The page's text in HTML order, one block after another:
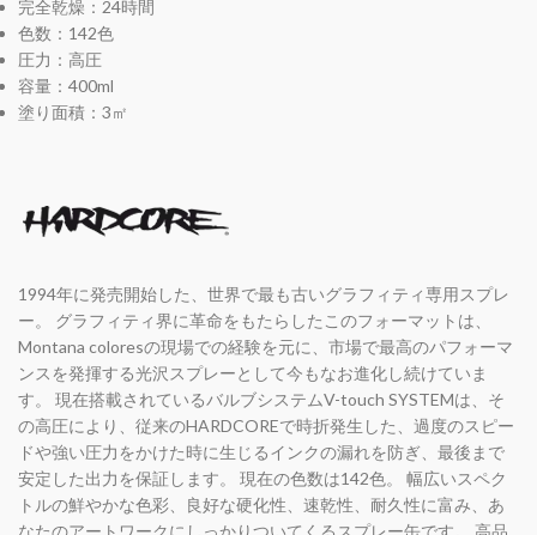
完全乾燥：24時間
色数：142色
圧力：高圧
容量：400ml
塗り面積：3㎡
1994年に発売開始した、世界で最も古いグラフィティ専用スプレ
ー。 グラフィティ界に革命をもたらしたこのフォーマットは、
Montana coloresの現場での経験を元に、市場で最高のパフォーマ
ンスを発揮する光沢スプレーとして今もなお進化し続けていま
す。 現在搭載されているバルブシステムV-touch SYSTEMは、そ
の高圧により、従来のHARDCOREで時折発生した、過度のスピー
ドや強い圧力をかけた時に生じるインクの漏れを防ぎ、最後まで
安定した出力を保証します。 現在の色数は142色。 幅広いスペク
トルの鮮やかな色彩、良好な硬化性、速乾性、耐久性に富み、あ